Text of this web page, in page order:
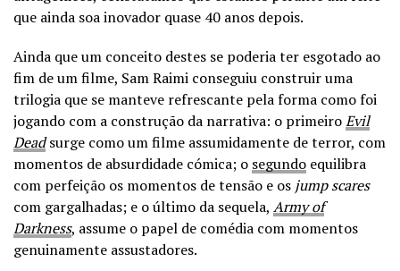
que ainda soa inovador quase 40 anos depois.
Ainda que um conceito destes se poderia ter esgotado ao
fim de um filme, Sam Raimi conseguiu construir uma
trilogia que se manteve refrescante pela forma como foi
jogando com a construção da narrativa: o primeiroEvil
Deadsurge como um filme assumidamente de terror, com
momentos de absurdidade cómica; o segundo equilibra
com perfeição os momentos de tensão e os jump scares
com gargalhadas; e o último da sequela, Army of
Darkness, assume o papel de comédia com momentos
genuinamente assustadores.